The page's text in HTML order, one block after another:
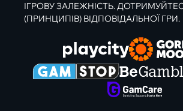
ІГРОВУ ЗАЛЕЖНІСТЬ.
(ПРИНЦИПІВ) ВІДПОВІДАЛЬНОЇ ГРИ.